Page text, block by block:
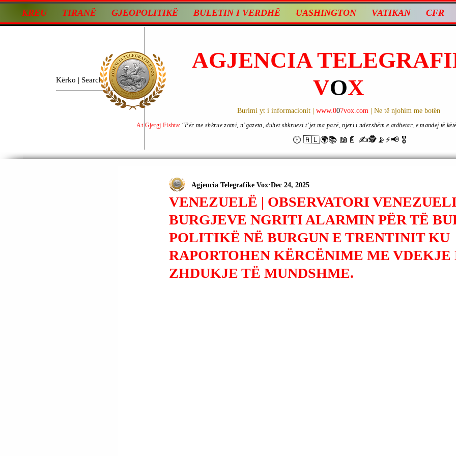
KREU TIRANË GJEOPOLITIKË BULETIN I VERDHË UASHINGTON VATIKAN CFR
AGJENCIA
VOX
Burimi yt i informacionit | www.007vox.com | Ne të njohim me botën
🕕 🇦🇱🌍📚 📖📄 ✍🕵️📡⚡️📢 🎖
At Gjergj Fishta: “Për me shkrue zotni, n’gazeta, duhet shkruesi t’jet ma parë, njeri i ndershëm e atdhetar, e mandej të
VENEZUELË | OBSERVATORI
BURGJEVE NGRITI ALARMIN PËR TË
POLITIKË NË BURGUN E TRENTINIT KU
RAPORTOHEN KËRCËNIME ME VDEKJE
ZHDUKJE TË MUNDSHME.
Agjencia Telegrafike Vox Dec 24, 2025